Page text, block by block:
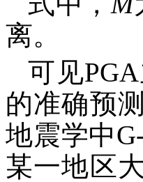
离。
可见
的准确预
地震学中
某一地区